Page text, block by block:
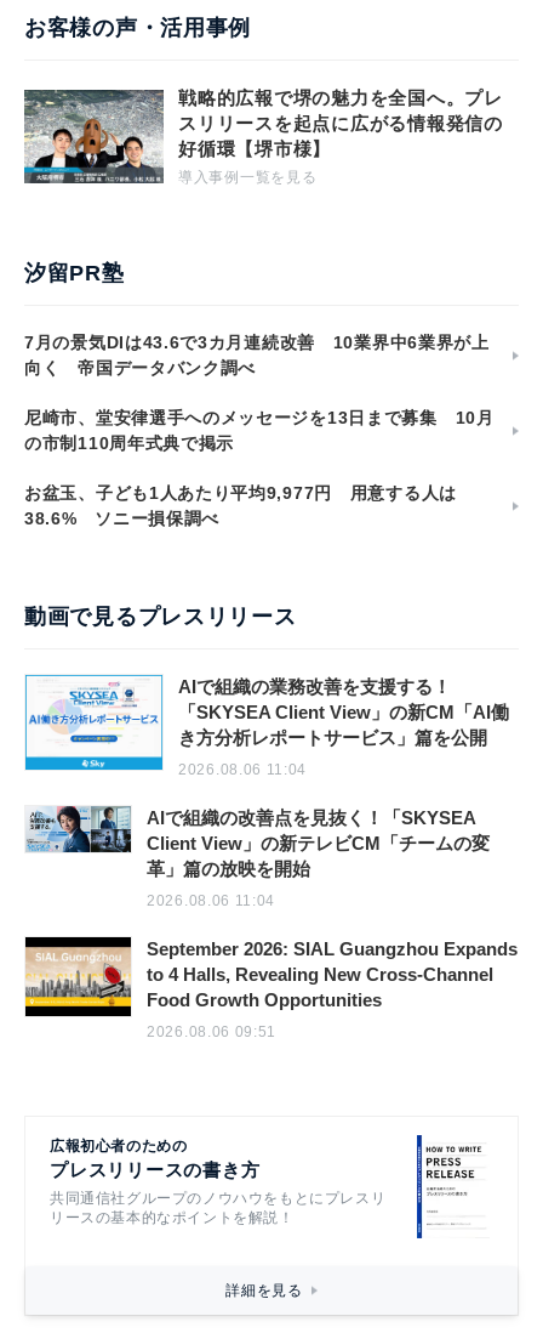
お客様の声・活用事例
戦略的広報で堺の魅力を全国へ。プレ
スリリースを起点に広がる情報発信の
好循環【堺市様】
導入事例一覧を見る
汐留PR塾
7月の景気DIは43.6で3カ月連続改善 10業界中6業界が上
向く 帝国データバンク調べ
尼崎市、堂安律選手へのメッセージを13日まで募集 10月
の市制110周年式典で掲示
お盆玉、子ども1人あたり平均9,977円 用意する人は
38.6% ソニー損保調べ
動画で見るプレスリリース
AIで組織の業務改善を支援する！
「SKYSEA Client View」の新CM「AI働
き方分析レポートサービス」篇を公開
2026.08.06 11:04
AIで組織の改善点を見抜く！「SKYSEA
Client View」の新テレビCM「チームの変
革」篇の放映を開始
2026.08.06 11:04
September 2026: SIAL Guangzhou Expands
to 4 Halls, Revealing New Cross-Channel
Food Growth Opportunities
2026.08.06 09:51
広報初心者のための
プレスリリースの書き方
共同通信社グループのノウハウをもとにプレスリ
リースの基本的なポイントを解説！
詳細を見る